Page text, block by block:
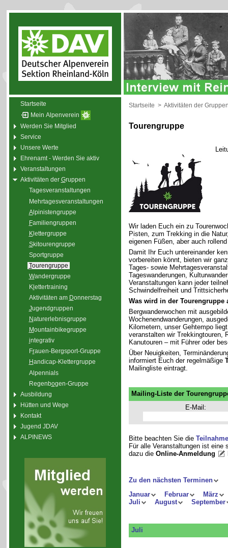
Startseite
Mein Alpenverein
Werden Sie Mitglied
Service
Unsere Werte
Ehrenamt - Werden Sie aktiv
Veranstaltungen
Aktivitäten der Gruppen
Tagesveranstaltungen
Mehrtagesveranstaltungen
Alpinistengruppe
Familiengruppen
Klettergruppe
Skitourengruppe
Sportgruppe
Tourengruppe
Wandergruppe
Kl ettertraining
Aktivitäten am Donnerstag
Jugendgruppen
Naturerlebnisgruppe
Mountainbikegruppe
integrativ
Frauen-Bergsport-Gruppe
Handicap-Klettergruppe
Alpennials
Regenbogen-Gruppe
Ausbildung
Hütten und Wege
Kontakt
Jugend JDAV
ALPINEWS
Startseite > Aktivitäten der
Tourengruppe
Wir laden Euch ein zu
Pisten, zum Trekking in die
eigenen Füßen, aber auch
Damit Ihr Euch untereinander
vorbereiten könnt, bieten wir
Tages- sowie
Tageswanderungen,
Veranstaltungen kann jeder
Schwindelfreiheit und
Was wird in der Tourengruppe
Bergwanderwochen mit
Wochenendwanderungen,
Kilometern, unser Gehtempo
veranstalten wir Trekkingtouren,
Kanutouren – mit Führer oder
Über Neuigkeiten,
informiert Euch der regelmäßige
Mailingliste eintragt.
Mailing-Liste der
E-Mail:
Bitte beachten Sie die
Für alle Veranstaltungen ist
dazu die Online-Anmeldung
Zu den nächsten Terminen
Januar
Februar
März
Juli
August September
Juli